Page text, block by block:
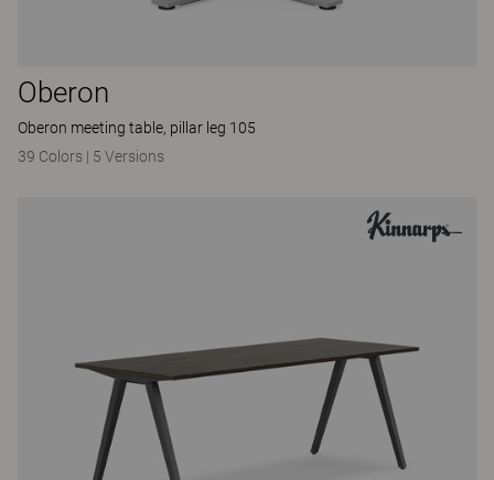
Oberon
Oberon meeting table, pillar leg 105
39 Colors | 5 Versions